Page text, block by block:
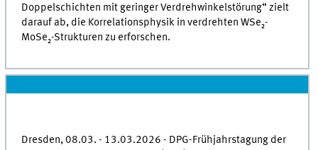
Doppelschichten mit geringer Verdrehwinkelstörung“ zielt
darauf ab, die Korrelationsphysik in verdrehten WSe₂-
MoSe₂-Strukturen zu erforschen.
Dresden, 08.03. - 13.03.2026 - DPG-Frühjahrstagung der